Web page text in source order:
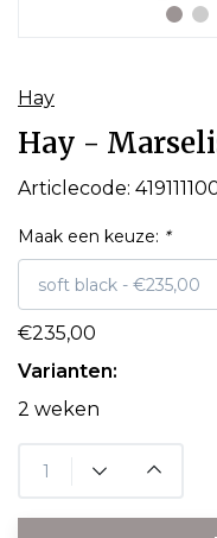
Hay
Hay -
Articlecode:
Maak een keuze: *
€235,00
Varianten:
2 weken